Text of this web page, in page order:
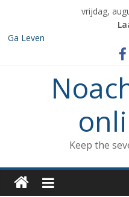
inhoud
vrijdag,
Ga Leven
De de 7 geboden die aan
enige vorm van rituele Sabbat
Het verzamelen van dieren in
Wat kunnen Noachieden lezen
Keep the